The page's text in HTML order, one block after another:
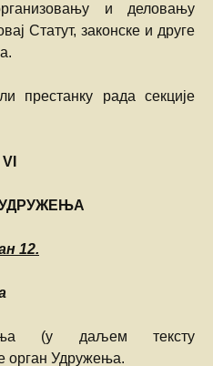
и деловању
Статут, законске и друге
престанку рада секције
VI
12.
(у даљем тексту
орган Удружења.